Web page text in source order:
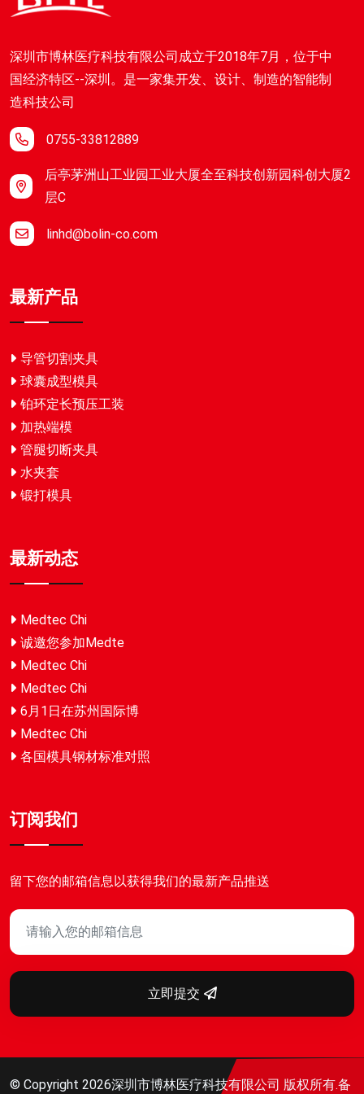
深圳市博林医疗科技有限公司成立于2018年7月，位于中
国经济特区--深圳。是一家集开发、设计、制造的智能制
造科技公司
0755-33812889
后亭茅洲山工业园工业大厦全至科技创新园科创大厦2
层C
linhd@bolin-co.com
最新产品
导管切割夹具
球囊成型模具
铂环定长预压工装
加热端模
管腿切断夹具
水夹套
锻打模具
最新动态
Medtec Chi
诚邀您参加Medte
Medtec Chi
Medtec Chi
6月1日在苏州国际博
Medtec Chi
各国模具钢材标准对照
订阅我们
留下您的邮箱信息以获得我们的最新产品推送
立即提交
© Copyright 2026深圳市博林医疗科技有限公司 版权所有.备